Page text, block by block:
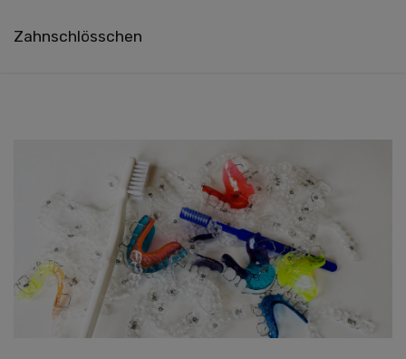
Zahnschlösschen